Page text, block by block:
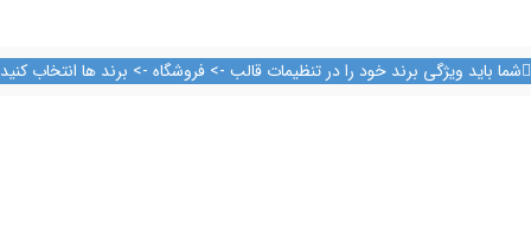
09128884461
شما باید ویژگی برند خود را در تنظیمات قالب -> فروشگاه -> برند ها انتخاب کنید